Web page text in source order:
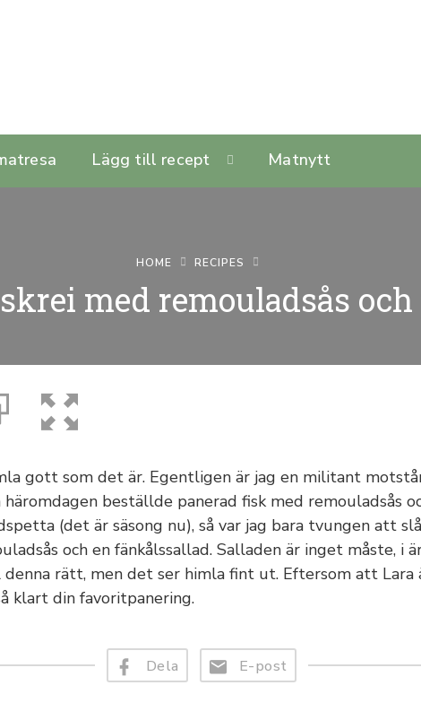
Lägg till recept Matnytt
HOME RECIPES
med remouladsås
gott som det är. Egentligen är jag en militant
häromdagen beställde panerad fisk med remouladsås
(det är säsong nu), så var jag bara tvungen att
och en fänkålssallad. Salladen är inget måste, i
rätt, men det ser himla fint ut. Eftersom att Lara
klart din favoritpanering.
Dela E-post